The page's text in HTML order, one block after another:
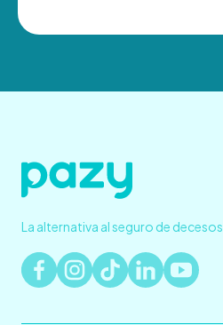
La alternativa al seguro de decesos